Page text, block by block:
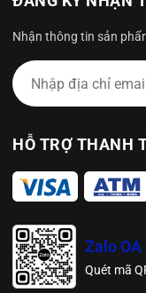
Nhận thông tin sản
HỖ TRỢ THANH
Zalo OA
Quét mã